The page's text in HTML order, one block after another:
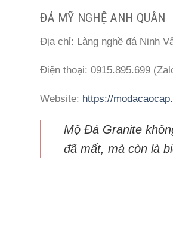
ĐÁ MỸ NGHỆ ANH QUÂN
Địa chỉ: Làng nghề đá Ninh
Điện thoại: 0915.895.699
Website: https://
Mộ Đá Granite
đã mất, mà còn là